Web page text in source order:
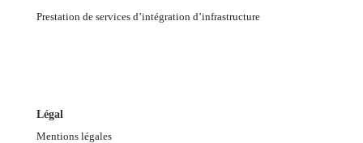
Prestation de services d’intégration d’infrastructure
Légal
Mentions légales